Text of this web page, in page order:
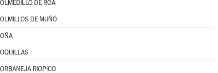
OLMEDILLO DE ROA
OLMILLOS DE MUÑÓ
OÑA
OQUILLAS
ORBANEJA RIOPICO